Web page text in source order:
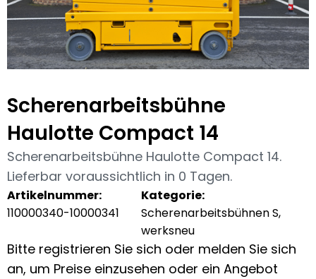
Scherenarbeitsbühne
Haulotte Compact 14
Scherenarbeitsbühne Haulotte Compact 14.
Lieferbar voraussichtlich in 0 Tagen.
Artikelnummer:
110000340-10000341
Kategorie:
Scherenarbeitsbühnen S,
werksneu
Bitte registrieren Sie sich oder melden Sie sich
an, um Preise einzusehen oder ein Angebot